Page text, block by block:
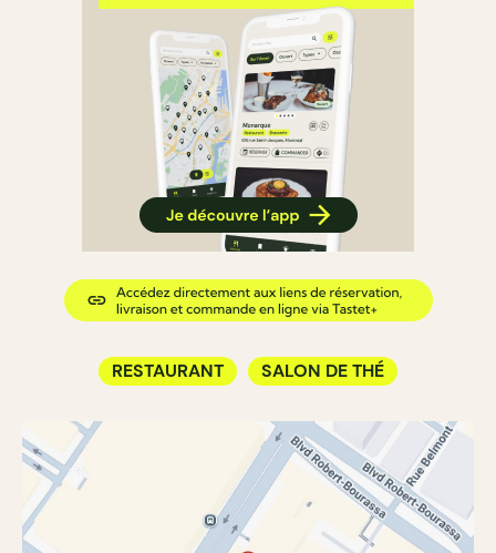
RESTAURANT SALON DE THÉ